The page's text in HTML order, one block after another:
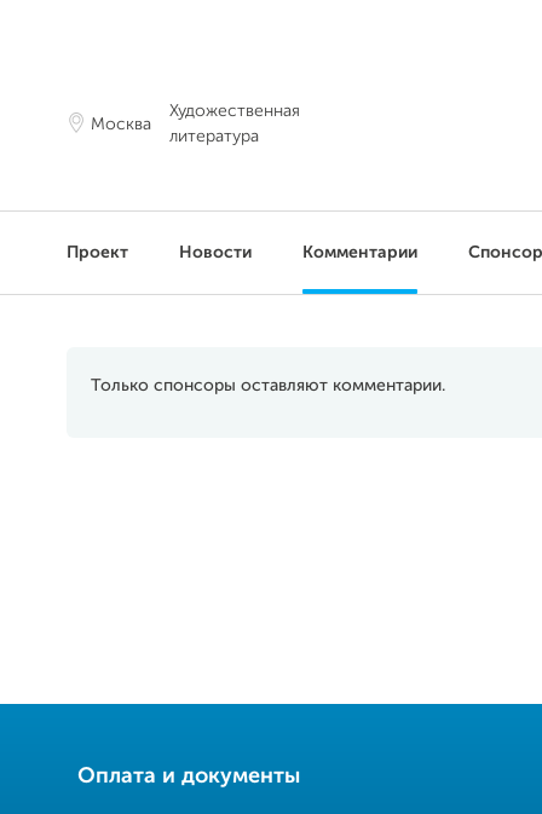
Москва
Художественная
литература
Проект Новости Комментарии
Только спонсоры оставляют комментарии.
Оплата и документы